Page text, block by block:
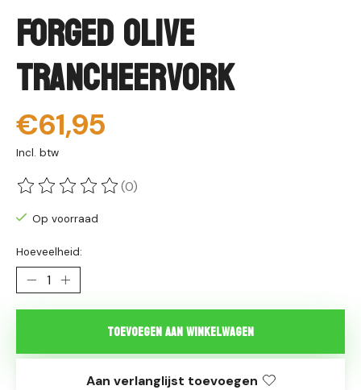
Forged Olive
Trancheervork
€61,95
Incl. btw
De beoordeling van dit product is
(0)
Op voorraad
Hoeveelheid:
Toevoegen aan winkelwagen
Aan verlanglijst toevoegen